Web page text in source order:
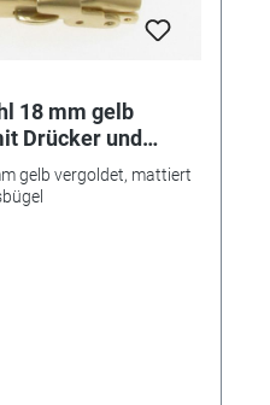
18 mm gelb
Drücker und
gelb vergoldet, mattiert